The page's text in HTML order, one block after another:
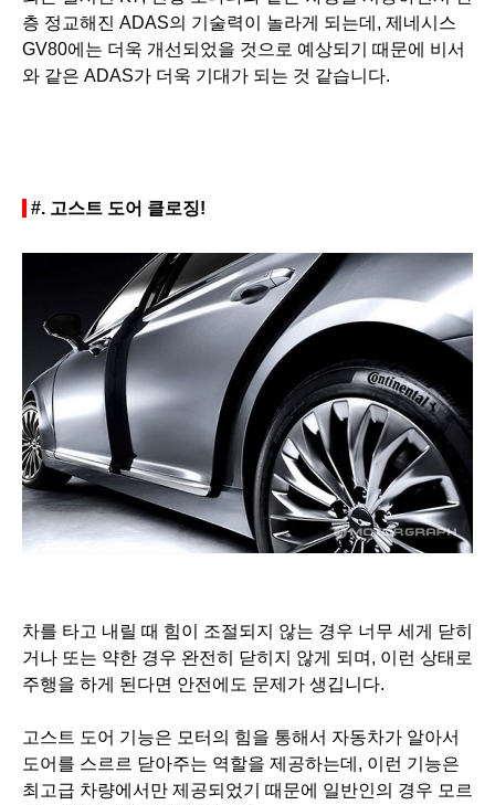
층 정교해진 ADAS의 기술력이 놀라게 되는데, 제네시스
GV80에는 더욱 개선되었을 것으로 예상되기 때문에 비서
와 같은 ADAS가 더욱 기대가 되는 것 같습니다.
#. 고스트 도어 클로징!
차를 타고 내릴 때 힘이 조절되지 않는 경우 너무 세게 닫히
거나 또는 약한 경우 완전히 닫히지 않게 되며, 이런 상태로
주행을 하게 된다면 안전에도 문제가 생깁니다.
고스트 도어 기능은 모터의 힘을 통해서 자동차가 알아서
도어를 스르르 닫아주는 역할을 제공하는데, 이런 기능은
최고급 차량에서만 제공되었기 때문에 일반인의 경우 모르